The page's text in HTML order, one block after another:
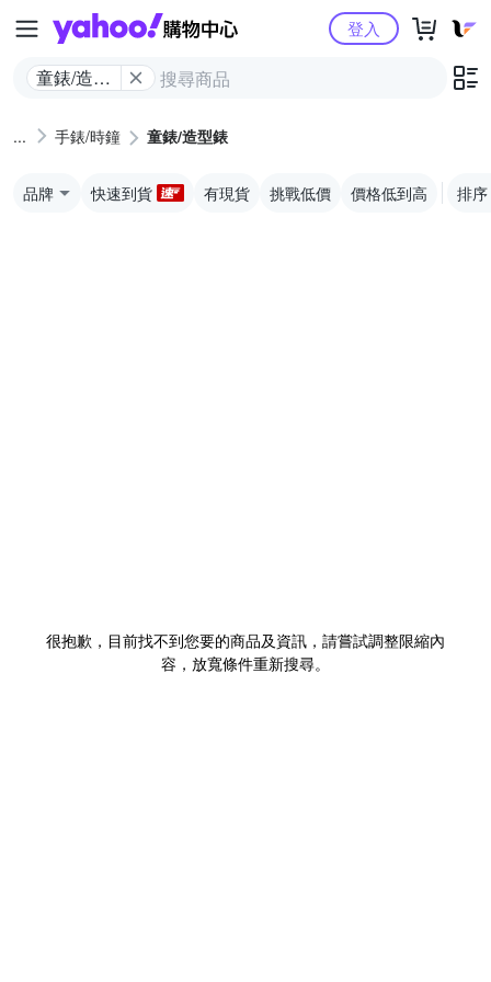
Yahoo購物中心
童錶/造型
登入
手錶/時鐘 童錶/造型錶
品牌 快速到貨 有現貨 挑戰低價 價格低到高 排序
很抱歉，目前找不到您要的商品及資訊，請嘗試調整限縮內
容，放寬條件重新搜尋。